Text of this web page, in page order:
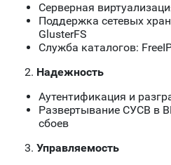
Серверная
Поддержка сетевых
GlusterFS
Служба каталогов:
2. Надежность
Аутентификация и
Развертывание СУСВ в
сбоев
3. Управляемость